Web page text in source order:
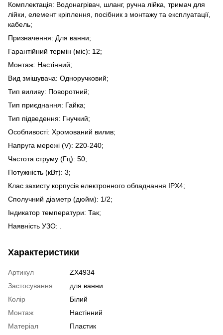
Комплектація: Водонагрівач, шланг, ручна лійка, тримач для
лійки, елемент кріплення, посібник з монтажу та експлуатації,
кабель;
Призначення: Для ванни;
Гарантійний термін (міс): 12;
Монтаж: Настінний;
Вид змішувача: Одноручковий;
Тип виливу: Поворотний;
Тип приєднання: Гайка;
Тип підведення: Гнучкий;
Особливості: Хромований вилив;
Напруга мережі (V): 220-240;
Частота струму (Гц): 50;
Потужність (кВт): 3;
Клас захисту корпусів електронного обладнання IPX4;
Сполучний діаметр (дюйм): 1/2;
Індикатор температури: Так;
Наявність УЗО: .
Характеристики
Артикул
ZX4934
Застосування
для ванни
Колір
Білий
Монтаж
Настінний
Матеріал
Пластик